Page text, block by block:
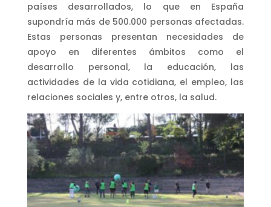
países desarrollados, lo que en España
supondría más de 500.000 personas afectadas.
Estas personas presentan necesidades de
apoyo en diferentes ámbitos como el
desarrollo personal, la educación, las
actividades de la vida cotidiana, el empleo, las
relaciones sociales y, entre otros, la salud.